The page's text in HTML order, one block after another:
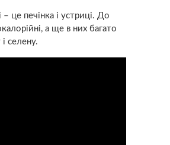
це печінка і устриці. До
а ще в них багато
селену.